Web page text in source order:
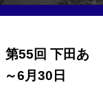
第55回 下田あ
6月30日